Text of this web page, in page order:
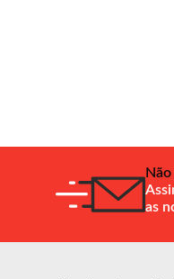
as